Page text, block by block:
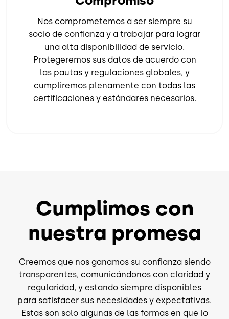
Nos comprometemos a ser siempre su
socio de confianza y a trabajar para lograr
una alta disponibilidad de servicio.
Protegeremos sus datos de acuerdo con
las pautas y regulaciones globales, y
cumpliremos plenamente con todas las
certificaciones y estándares necesarios.
Cumplimos con
nuestra promesa
Creemos que nos ganamos su confianza siendo
transparentes, comunicándonos con claridad y
regularidad, y estando siempre disponibles
para satisfacer sus necesidades y expectativas.
Estas son solo algunas de las formas en que lo